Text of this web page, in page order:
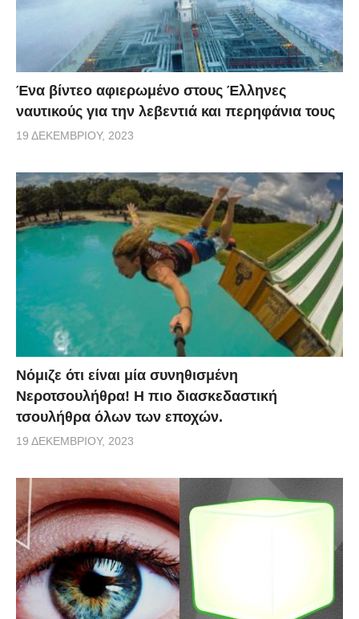
Ένα βίντεο αφιερωμένο στους Έλληνες
ναυτικούς για την λεβεντιά και περηφάνια τους
19 ΔΕΚΕΜΒΡΊΟΥ, 2023
Νόμιζε ότι είναι μία συνηθισμένη
Νεροτσουλήθρα! Η πιο διασκεδαστική
τσουλήθρα όλων των εποχών.
19 ΔΕΚΕΜΒΡΊΟΥ, 2023